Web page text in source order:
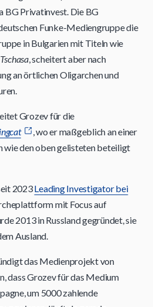
Privatinvest. Die BG
Funke-Mediengruppe die
in Bulgarien mit Titeln wie
, scheitert aber nach
an örtlichen Oligarchen und
Grozev für die
, wo er maßgeblich an einer
wie den oben gelisteten beteiligt
2023Leading Investigator bei
mit Focus auf
2013 in Russland gegründet, sie
Ausland.
das Medienprojekt von
dass Grozev für das Medium
um 5000 zahlende